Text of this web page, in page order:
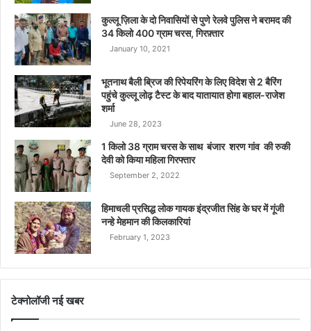
कुल्लू ज़िला के दो निवासियों से पुणे रेलवे पुलिस ने बरामद की
34 किलो 400 ग्राम चरस, गिरफ़्तार
January 10, 2021
भूतनाथ बैली ब्रिज की रिपेयरिंग के लिए विदेश से 2 बैरिंग
पहुंचे कुल्लू लोढ़ टैस्ट के बाद यातायात होगा बहाल-राजेश
शर्मा
June 28, 2023
1 किलो 38 ग्राम चरस के साथ बंजार शरण गांव की रुकी
देवी को किया महिला गिरफ्तार
September 2, 2022
हिमाचली प्रसिद्ध लोक गायक इंद्रजीत सिंह के घर में गूंजी
नन्हे मेहमान की किलकारियां
February 1, 2023
टेक्नोलॉजी नई खबर